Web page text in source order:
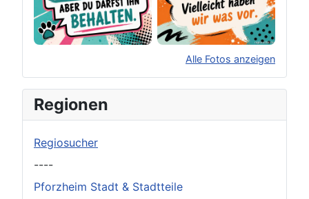
Alle Fotos anzeigen
Original herunterladen
Regionen
Regiosucher
----
Pforzheim Stadt & Stadtteile